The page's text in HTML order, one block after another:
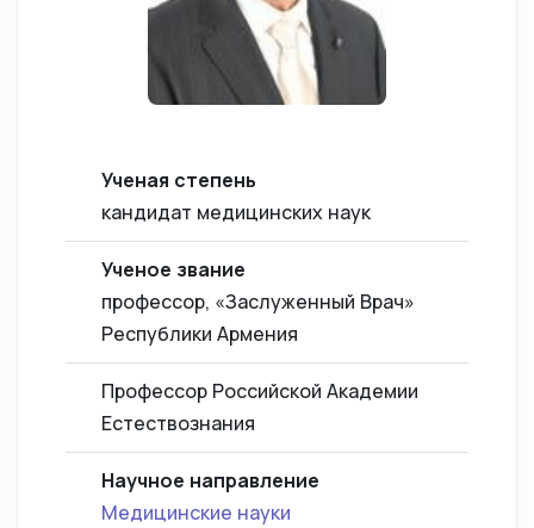
Ученая степень
кандидат медицинских наук
Ученое звание
профессор, «Заслуженный Врач»
Республики Армения
Профессор Российской Академии
Естествознания
Научное направление
Медицинские науки